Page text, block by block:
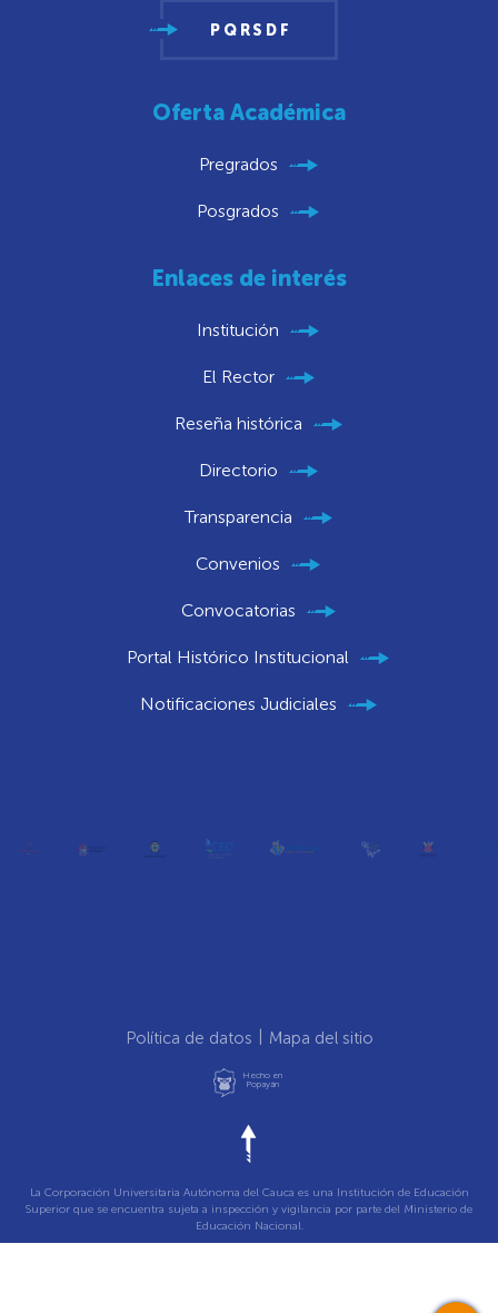
PQRSDF
Oferta Académica
Pregrados
Posgrados
Enlaces de interés
Institución
El Rector
Reseña histórica
Directorio
Transparencia
Convenios
Convocatorias
Portal Histórico Institucional
Notificaciones Judiciales
Política de datos Mapa del sitio
Hecho en
Popayán
La Corporación Universitaria Autónoma del Cauca es una Institución de Educación
Superior que se encuentra sujeta a inspección y vigilancia por parte del Ministerio de
Educación Nacional.